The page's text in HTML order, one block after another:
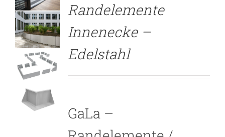
Randelemente
Innenecke –
Edelstahl
GaLa –